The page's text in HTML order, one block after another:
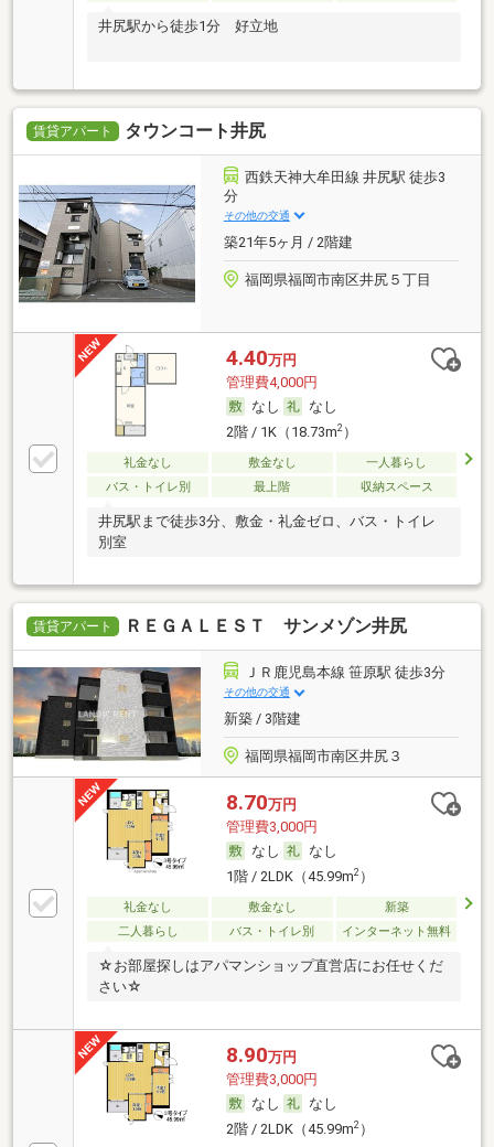
井尻駅から徒歩1分 好立地
賃貸アパート タウンコート井尻
西鉄天神大牟田線 井尻駅 徒歩3
分
その他の交通
築21年5ヶ月 / 2階建
福岡県福岡市南区井尻５丁目
4.40万円
管理費4,000円
なし
なし
2階 / 1K（18.73m2）
礼金なし 敷金なし
一人暮らし
バス・トイレ別
最上階 収納スペース
井尻駅まで徒歩3分、敷金・礼金ゼロ、バス・トイレ
別室
賃貸アパート ＲＥＧＡＬＥＳＴ サンメゾン井尻
ＪＲ鹿児島本線 笹原駅 徒歩3分
その他の交通
新築 / 3階建
福岡県福岡市南区井尻３
8.70万円
管理費3,000円
なし
なし
1階 / 2LDK（45.99m2）
礼金なし 敷金なし
新築
二人暮らし
バス・トイレ別 インターネット無料
☆お部屋探しはアパマンショップ直営店にお任せくだ
さい☆
8.90万円
管理費3,000円
なし
なし
2階 / 2LDK（45.99m2）